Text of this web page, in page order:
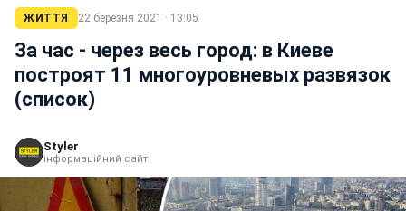
ЖИТТЯ 22 березня 2021 · 13:05
За час - через весь город: в Киеве
построят 11 многоуровневых развязок
(список)
Styler
інформаційний сайт